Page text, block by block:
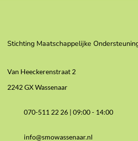
Stichting Maatschappelijke
Van Heeckerenstraat 2
2242 GX Wassenaar
070-511 22 26 |09:00 - 14:00
info@smowassenaar.nl